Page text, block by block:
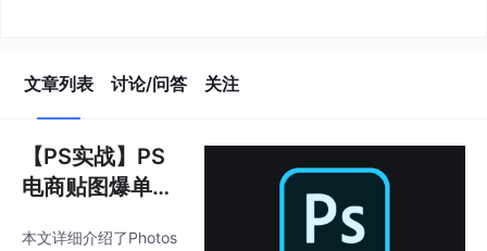
文章列表 讨论/问答 关注
【PS实战】PS
电商贴图爆单技
本文详细介绍了Photos